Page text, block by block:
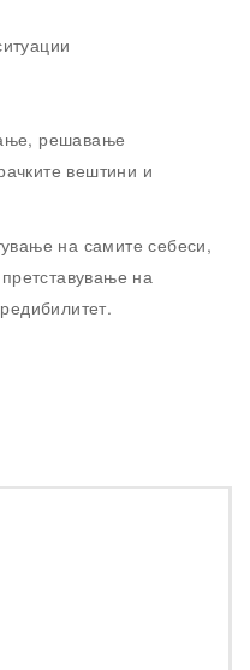
решавање
вештини и
на самите себеси,
на